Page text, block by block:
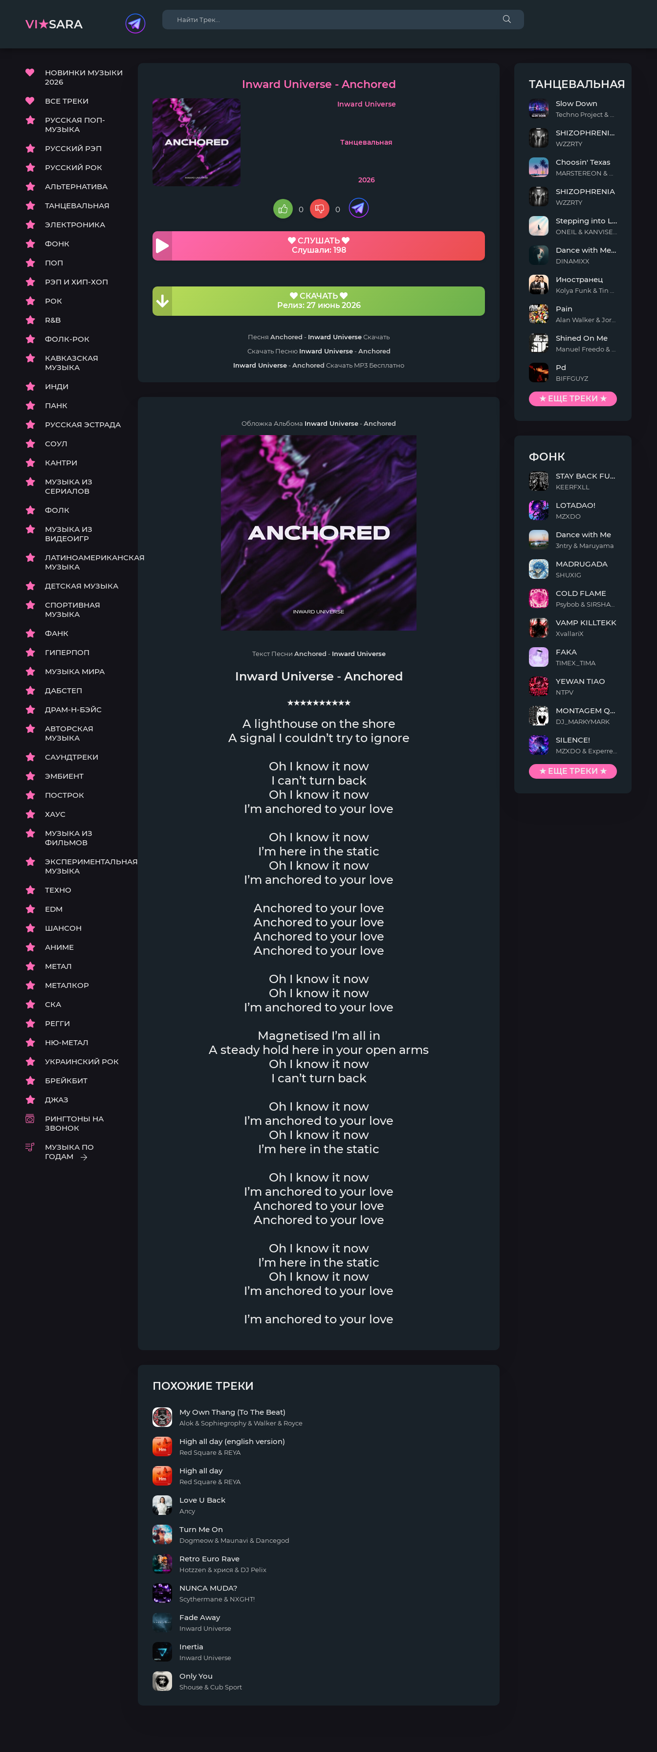
VI★SARA
НОВИНКИ МУЗЫКИ
2026
ВСЕ ТРЕКИ
РУССКАЯ ПОП-
МУЗЫКА
РУССКИЙ РЭП
РУССКИЙ РОК
АЛЬТЕРНАТИВА
ТАНЦЕВАЛЬНАЯ
ЭЛЕКТРОНИКА
ФОНК
ПОП
РЭП И ХИП-ХОП
РОК
R&B
ФОЛК-РОК
КАВКАЗСКАЯ
МУЗЫКА
ИНДИ
ПАНК
РУССКАЯ ЭСТРАДА
СОУЛ
КАНТРИ
МУЗЫКА ИЗ
СЕРИАЛОВ
ФОЛК
МУЗЫКА ИЗ
ВИДЕОИГР
ЛАТИНОАМЕРИКАНСКАЯ
МУЗЫКА
ДЕТСКАЯ МУЗЫКА
СПОРТИВНАЯ
МУЗЫКА
ФАНК
ГИПЕРПОП
МУЗЫКА МИРА
ДАБСТЕП
ДРАМ-Н-БЭЙС
АВТОРСКАЯ
МУЗЫКА
САУНДТРЕКИ
ЭМБИЕНТ
ПОСТРОК
ХАУС
МУЗЫКА ИЗ
ФИЛЬМОВ
ЭКСПЕРИМЕНТАЛЬНАЯ
МУЗЫКА
ТЕХНО
EDM
ШАНСОН
АНИМЕ
МЕТАЛ
МЕТАЛКОР
СКА
РЕГГИ
НЮ-МЕТАЛ
УКРАИНСКИЙ РОК
БРЕЙКБИТ
ДЖАЗ
РИНГТОНЫ НА
ЗВОНОК
МУЗЫКА ПО
ГОДАМ
Inward Universe - Anchored
Inward Universe
Танцевальная
2026
0 0
СЛУШАТЬ
Слушали: 198
СКАЧАТЬ
Релиз: 27 июнь 2026
Песня Anchored - Inward UniverseСкачать
Скачать Песню Inward Universe-Anchored
Inward Universe-Anchored Скачать MP3 Бесплатно
Обложка Альбома Inward Universe-Anchored
Текст Песни Anchored - Inward Universe
Inward Universe - Anchored
★★★★★★★★★★
A lighthouse on the shore
A signal I couldn’t try to ignore
Oh I know it now
I can’t turn back
Oh I know it now
I’m anchored to your love
Oh I know it now
I’m here in the static
Oh I know it now
I’m anchored to your love
Anchored to your love
Anchored to your love
Anchored to your love
Anchored to your love
Oh I know it now
Oh I know it now
I’m anchored to your love
Magnetised I’m all in
A steady hold here in your open arms
Oh I know it now
I can’t turn back
Oh I know it now
I’m anchored to your love
Oh I know it now
I’m here in the static
Oh I know it now
I’m anchored to your love
Anchored to your love
Anchored to your love
Oh I know it now
I’m here in the static
Oh I know it now
I’m anchored to your love
I’m anchored to your love
ПОХОЖИЕ ТРЕКИ
Own
Thang
The
Beat)
My Own Thang (To The Beat)
Alok & Sophiegrophy & Walker & Royce
all
day
version)
High all day (english version)
Red Square & REYA
all
day
High all day
Red Square & REYA
U
Back
Love U Back
Алсу
Me
On
Turn Me On
Dogmeow & Maunavi & Dancegod
Euro
Rave
Retro Euro Rave
Hotzzen & хрися & DJ Pelix
MUDA?
NUNCA MUDA?
Scythermane & NXGHT!
Away
Fade Away
Inward Universe
Inertia
Inward Universe
Only You
Shouse & Cub Sport
ТАНЦЕВАЛЬНАЯ
Down
Slow Down
(Slowed)
SHIZOPHRENIA (Slowed)
WZZRTY
Texas
Choosin' Texas
SHIZOPHRENIA
WZZRTY
into
Light
Stepping into Light
with
Me
Dance with Me Tonight
DINAMIXX
Иностранец
Pain
On
Me
Shined On Me
Pd
BIFFGUYZ
★ ЕЩЕ ТРЕКИ ★
ФОНК
BACK
FUNK
STAY BACK FUNK
KEERFXLL
LOTADAO!
MZXDO
with
Me
Dance with Me
3ntry & Maruyama
MADRUGADA
SHUXIG
FLAME
COLD FLAME
KILLTEKK
VAMP KILLTEKK
XvallariX
FAKA
TIMEX_TIMA
TIAO
YEWAN TIAO
NTPV
QUIMENTO
MONTAGEM QUIMENTO
DJ_MARKYMARK
SILENCE!
★ ЕЩЕ ТРЕКИ ★